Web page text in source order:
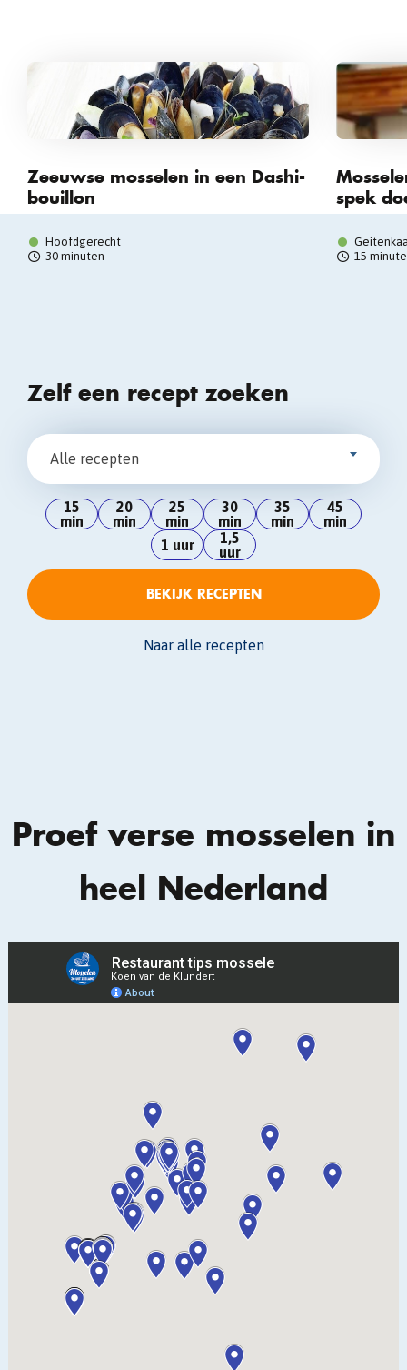
Zeeuwse mosselen in een Dashi-
bouillon
Hoofdgerecht
30 minuten
spek
15
Zelf een recept zoeken
Alle recepten
15
min
20
min
25
min
30
min
35
min
45
min
1 uur
1,5
uur
BEKIJK RECEPTEN
Naar alle recepten
Proef verse mosselen in
heel Nederland